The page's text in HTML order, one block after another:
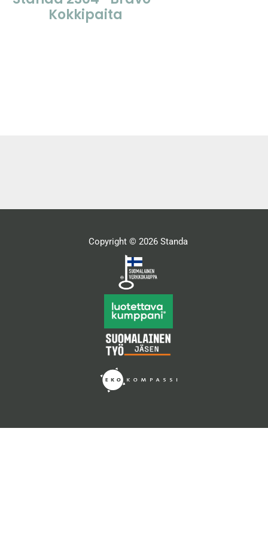
Kokkipaita
Copyright © 2026 Standa